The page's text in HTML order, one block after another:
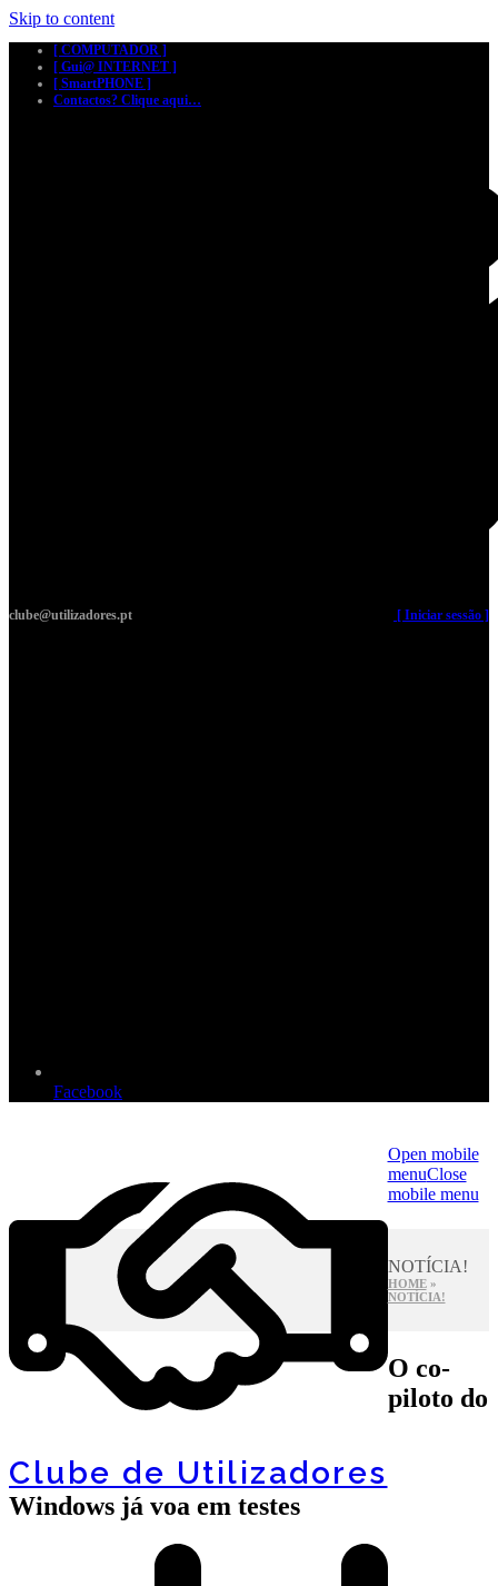
Skip to content
[ COMPUTADOR ]
[ Gui@ INTERNET ]
[ SmartPHONE ]
Contactos? Clique aqui…
clube@utilizadores.pt [ Iniciar sessão ]
Facebook
Clube de Utilizadores
Open mobile
menuClose
mobile menu
NOTÍCIA!
HOME»
NOTÍCIA!
O co-
piloto do
Windows já voa em testes